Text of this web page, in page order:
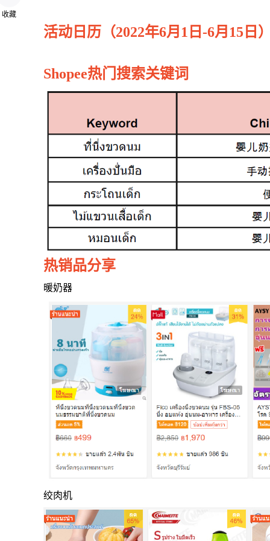
收藏
活动日历（2022年6月1日-6月15日
Shopee热门搜索关键词
热销品分享
暖奶器
绞肉机